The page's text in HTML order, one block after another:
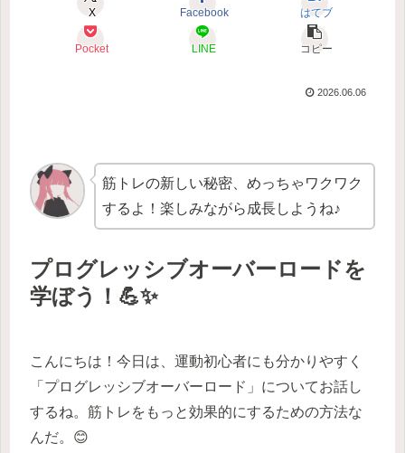
X Facebook はてブ
Pocket LINE コピー
2026.06.06
筋トレの新しい秘密、めっちゃワクワク
するよ！楽しみながら成長しようね♪
プログレッシブオーバーロードを
学ぼう！💪✨
こんにちは！今日は、運動初心者にも分かりやすく
「プログレッシブオーバーロード」についてお話し
するね。筋トレをもっと効果的にするための方法な
んだ。😊